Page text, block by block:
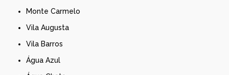
Monte Carmelo
Vila Augusta
Vila Barros
Água Azul